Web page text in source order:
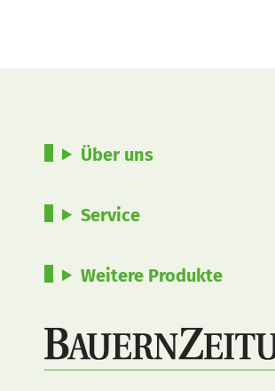
Über uns
Service
Weitere Produkte